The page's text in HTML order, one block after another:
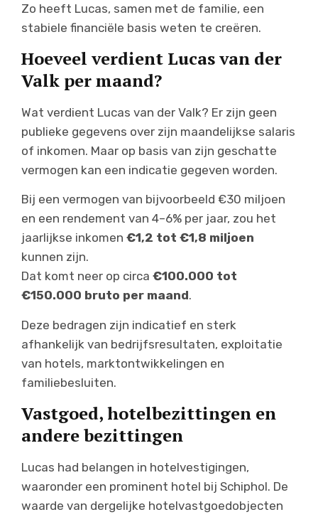
Zo heeft Lucas, samen met de familie, een
stabiele financiële basis weten te creëren.
Hoeveel verdient Lucas van der
Valk per maand?
Wat verdient Lucas van der Valk? Er zijn geen
publieke gegevens over zijn maandelijkse salaris
of inkomen. Maar op basis van zijn geschatte
vermogen kan een indicatie gegeven worden.
Bij een vermogen van bijvoorbeeld €30 miljoen
en een rendement van 4–6% per jaar, zou het
jaarlijkse inkomen €1,2 tot €1,8 miljoen
kunnen zijn.
Dat komt neer op circa €100.000 tot
€150.000 bruto per maand.
Deze bedragen zijn indicatief en sterk
afhankelijk van bedrijfsresultaten, exploitatie
van hotels, marktontwikkelingen en
familiebesluiten.
Vastgoed, hotelbezittingen en
andere bezittingen
Lucas had belangen in hotelvestigingen,
waaronder een prominent hotel bij Schiphol. De
waarde van dergelijke hotelvastgoedobjecten